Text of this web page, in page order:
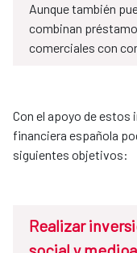
Aunque también
combinan
comerciales con
Con el apoyo de
financiera española
siguientes objetivos:
Realizar